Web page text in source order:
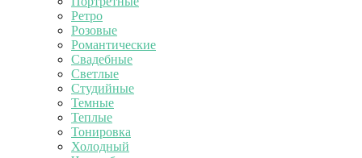
Ретро
Розовые
Романтические
Свадебные
Светлые
Студийные
Темные
Теплые
Тонировка
Холодный